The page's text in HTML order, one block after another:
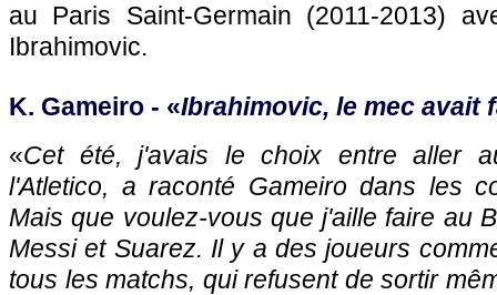
au Paris Saint-Germain (2011-2013)
Ibrahimovic.
K. Gameiro - «Ibrahimovic, le mec avait
«Cet été, j'avais le choix entre aller
l'Atletico, a raconté Gameiro dans les
Mais que voulez-vous que j'aille faire au
Messi et Suarez. Il y a des joueurs
tous les matchs, qui refusent de sortir